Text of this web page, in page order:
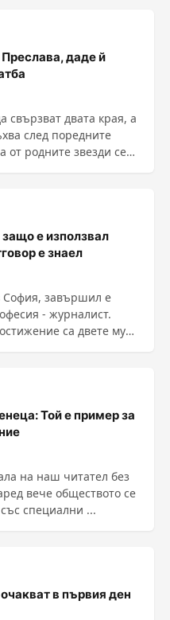
даде й
свързват двата края, а
след поредните
от родните звезди се
е използвал
е знаел
завършил е
- журналист.
са двете му
Той е пример за
на наш читател без
специални ...
в първия ден